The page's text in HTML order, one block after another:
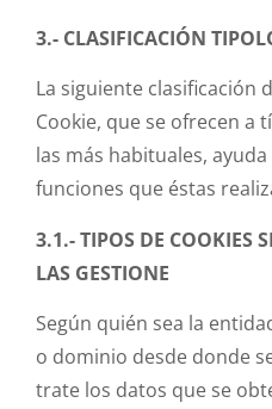
3.- CLASIFICACIÓN
La siguiente clasificación
Cookie, que se ofrecen
las más habituales,
funciones que éstas
3.1.- TIPOS DE COOKIES
LAS GESTIONE
Según quién sea la
o dominio desde donde
trate los datos que se